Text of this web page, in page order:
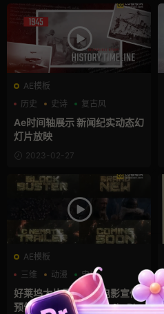
AE模板
历史
史诗 复古风
Ae时间轴展示 新闻纪实动态幻
灯片放映
2023-02-27
AE模板
三维
动漫 史诗
好莱坞大片震撼动作电影宣传
预告片AE模板 Cinematic Blo